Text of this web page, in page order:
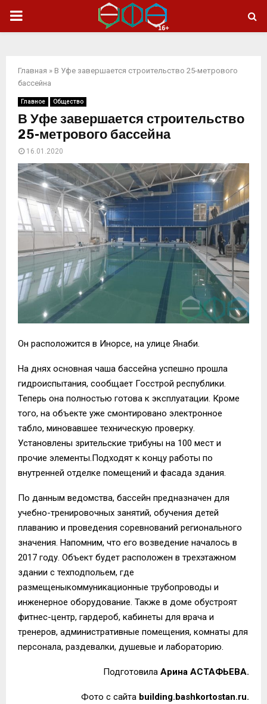
ОСНОВНОЕ
Главная » В Уфе завершается строительство 25-метрового
бассейна
Главное Общество
В Уфе завершается строительство
25-метрового бассейна
16.01.2020
Он расположится в Инорсе, на улице Янаби.
На днях основная чаша бассейна успешно прошла
гидроиспытания, сообщает Госстрой республики.
Теперь она полностью готова к эксплуатации. Кроме
того, на объекте уже смонтировано электронное
табло, миновавшее техническую проверку.
Установлены зрительские трибуны на 100 мест и
прочие элементы.Подходят к концу работы по
внутренней отделке помещений и фасада здания.
По данным ведомства, бассейн предназначен для
учебно-тренировочных занятий, обучения детей
плаванию и проведения соревнований регионального
значения. Напомним, что его возведение началось в
2017 году. Объект будет расположен в трехэтажном
здании с техподпольем, где
размещеныкоммуникационные трубопроводы и
инженерное оборудование. Также в доме обустроят
фитнес-центр, гардероб, кабинеты для врача и
тренеров, административные помещения, комнаты для
персонала, раздевалки, душевые и лабораторию.
Подготовила Арина АСТАФЬЕВА.
Фото с сайта building.bashkortostan.ru.